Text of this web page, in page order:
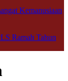
Kemanusiaan
Ramah Tahun